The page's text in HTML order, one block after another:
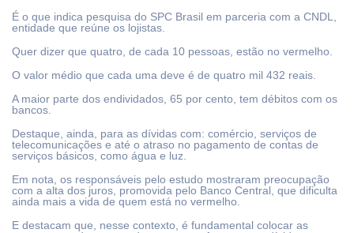
É o que indica pesquisa do SPC Brasil em parceria com a CNDL,
entidade que reúne os lojistas.
Quer dizer que quatro, de cada 10 pessoas, estão no vermelho.
O valor médio que cada uma deve é de quatro mil 432 reais.
A maior parte dos endividados, 65 por cento, tem débitos com os
bancos.
Destaque, ainda, para as dívidas com: comércio, serviços de
telecomunicações e até o atraso no pagamento de contas de
serviços básicos, como água e luz.
Em nota, os responsáveis pelo estudo mostraram preocupação
com a alta dos juros, promovida pelo Banco Central, que dificulta
ainda mais a vida de quem está no vermelho.
E destacam que, nesse contexto, é fundamental colocar as